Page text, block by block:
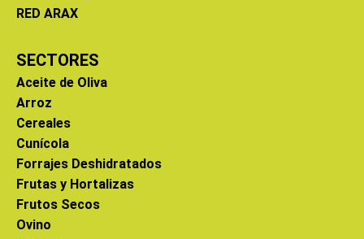
RED ARAX
SECTORES
Aceite de Oliva
Arroz
Cereales
Cunícola
Forrajes Deshidratados
Frutas y Hortalizas
Frutos Secos
Ovino